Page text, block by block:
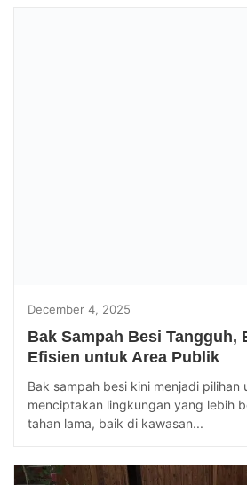
December 4, 2025
Bak Sampah Besi Tangguh,
Efisien untuk Area Publik
Bak sampah besi kini menjadi pilihan
menciptakan lingkungan yang lebih
tahan lama, baik di kawasan...